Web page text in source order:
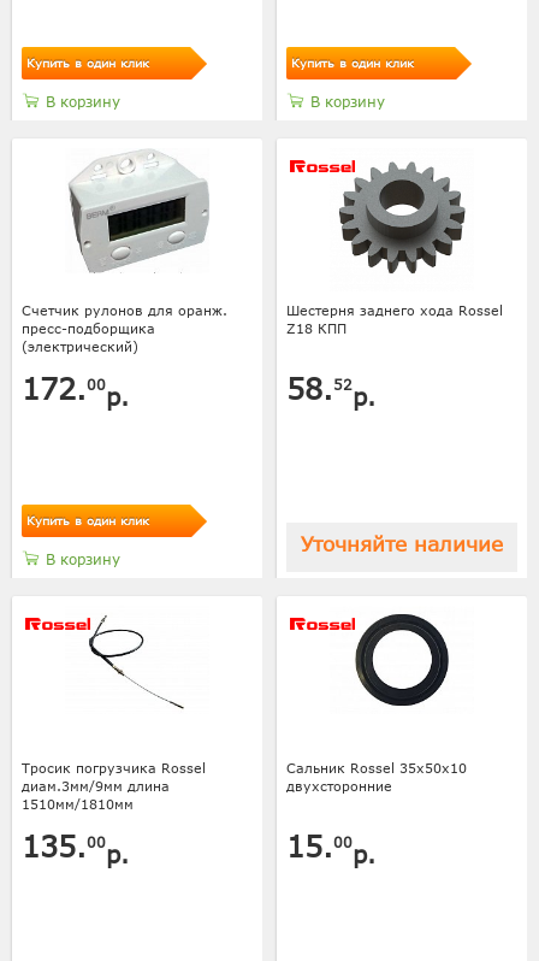
Купить в один клик
В корзину
Купить в один клик
В корзину
Счетчик рулонов для оранж.
пресс-подборщика
(электрический)
172.00р.
Купить в один клик
В корзину
Шестерня заднего хода Rossel
Z18 КПП
58. 52р.
Уточняйте наличие
Тросик погрузчика Rossel
диам.3мм/9мм длина
1510мм/1810мм
135.00р.
Сальник Rossel 35х50х10
двухсторонние
15.00р.